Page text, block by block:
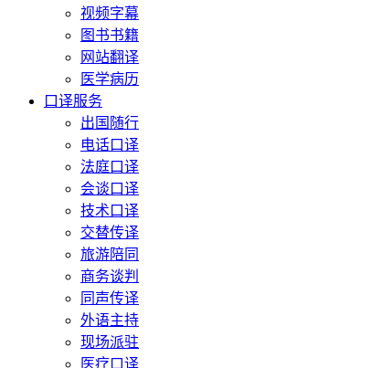
视频字幕
图书书籍
网站翻译
医学病历
口译服务
出国随行
电话口译
法庭口译
会谈口译
技术口译
交替传译
旅游陪同
商务谈判
同声传译
外语主持
现场派驻
医疗口译